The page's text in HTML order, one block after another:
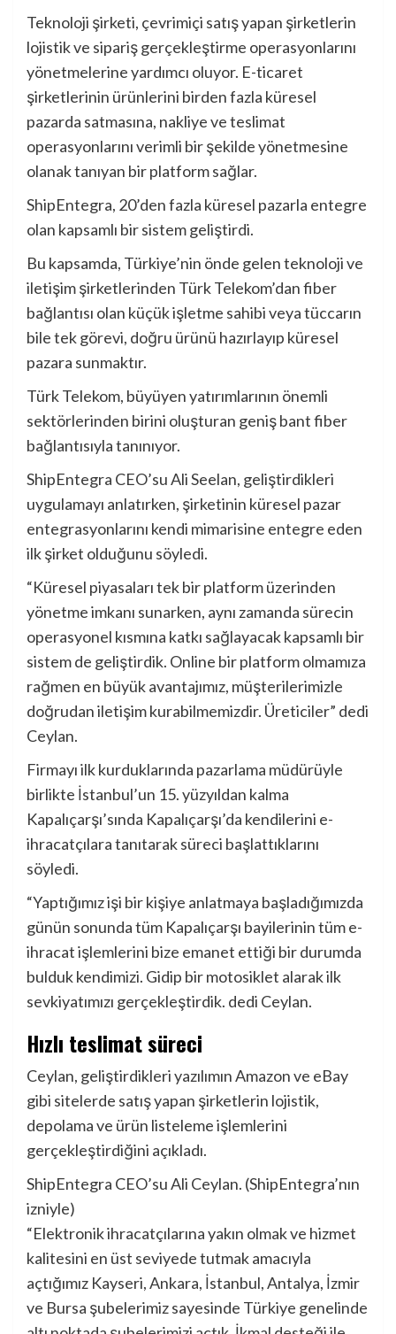
Teknoloji şirketi, çevrimiçi satış yapan şirketlerin
lojistik ve sipariş gerçekleştirme operasyonlarını
yönetmelerine yardımcı oluyor. E-ticaret
şirketlerinin ürünlerini birden fazla küresel
pazarda satmasına, nakliye ve teslimat
operasyonlarını verimli bir şekilde yönetmesine
olanak tanıyan bir platform sağlar.
ShipEntegra, 20’den fazla küresel pazarla entegre
olan kapsamlı bir sistem geliştirdi.
Bu kapsamda, Türkiye’nin önde gelen teknoloji ve
iletişim şirketlerinden Türk Telekom’dan fiber
bağlantısı olan küçük işletme sahibi veya tüccarın
bile tek görevi, doğru ürünü hazırlayıp küresel
pazara sunmaktır.
Türk Telekom, büyüyen yatırımlarının önemli
sektörlerinden birini oluşturan geniş bant fiber
bağlantısıyla tanınıyor.
ShipEntegra CEO’su Ali Seelan, geliştirdikleri
uygulamayı anlatırken, şirketinin küresel pazar
entegrasyonlarını kendi mimarisine entegre eden
ilk şirket olduğunu söyledi.
“Küresel piyasaları tek bir platform üzerinden
yönetme imkanı sunarken, aynı zamanda sürecin
operasyonel kısmına katkı sağlayacak kapsamlı bir
sistem de geliştirdik. Online bir platform olmamıza
rağmen en büyük avantajımız, müşterilerimizle
doğrudan iletişim kurabilmemizdir. Üreticiler” dedi
Ceylan.
Firmayı ilk kurduklarında pazarlama müdürüyle
birlikte İstanbul’un 15. yüzyıldan kalma
Kapalıçarşı’sında Kapalıçarşı’da kendilerini e-
ihracatçılara tanıtarak süreci başlattıklarını
söyledi.
“Yaptığımız işi bir kişiye anlatmaya başladığımızda
günün sonunda tüm Kapalıçarşı bayilerinin tüm e-
ihracat işlemlerini bize emanet ettiği bir durumda
bulduk kendimizi. Gidip bir motosiklet alarak ilk
sevkiyatımızı gerçekleştirdik. dedi Ceylan.
Hızlı teslimat süreci
Ceylan, geliştirdikleri yazılımın Amazon ve eBay
gibi sitelerde satış yapan şirketlerin lojistik,
depolama ve ürün listeleme işlemlerini
gerçekleştirdiğini açıkladı.
ShipEntegra CEO’su Ali Ceylan. (ShipEntegra’nın
izniyle)
“Elektronik ihracatçılarına yakın olmak ve hizmet
kalitesini en üst seviyede tutmak amacıyla
açtığımız Kayseri, Ankara, İstanbul, Antalya, İzmir
ve Bursa şubelerimiz sayesinde Türkiye genelinde